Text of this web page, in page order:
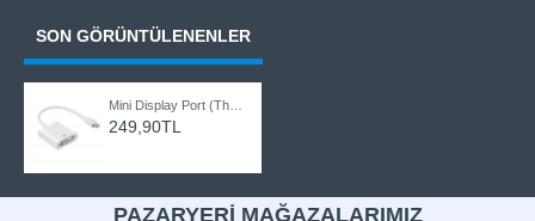
SON GÖRÜNTÜLENENLER
Mini Display Port (Thunderbolt) to DVI (24+5) Dönüştürücü
249,90TL
PAZARYERİ MAĞAZALARIMIZ